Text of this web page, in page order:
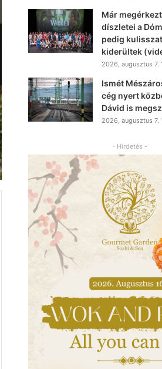
Már
díszletei a
pedig
kiderültek
2026, augusztus 7.
Ismét
cég nyert
Dávid is
2026, augusztus 7.
- Hirdetés -